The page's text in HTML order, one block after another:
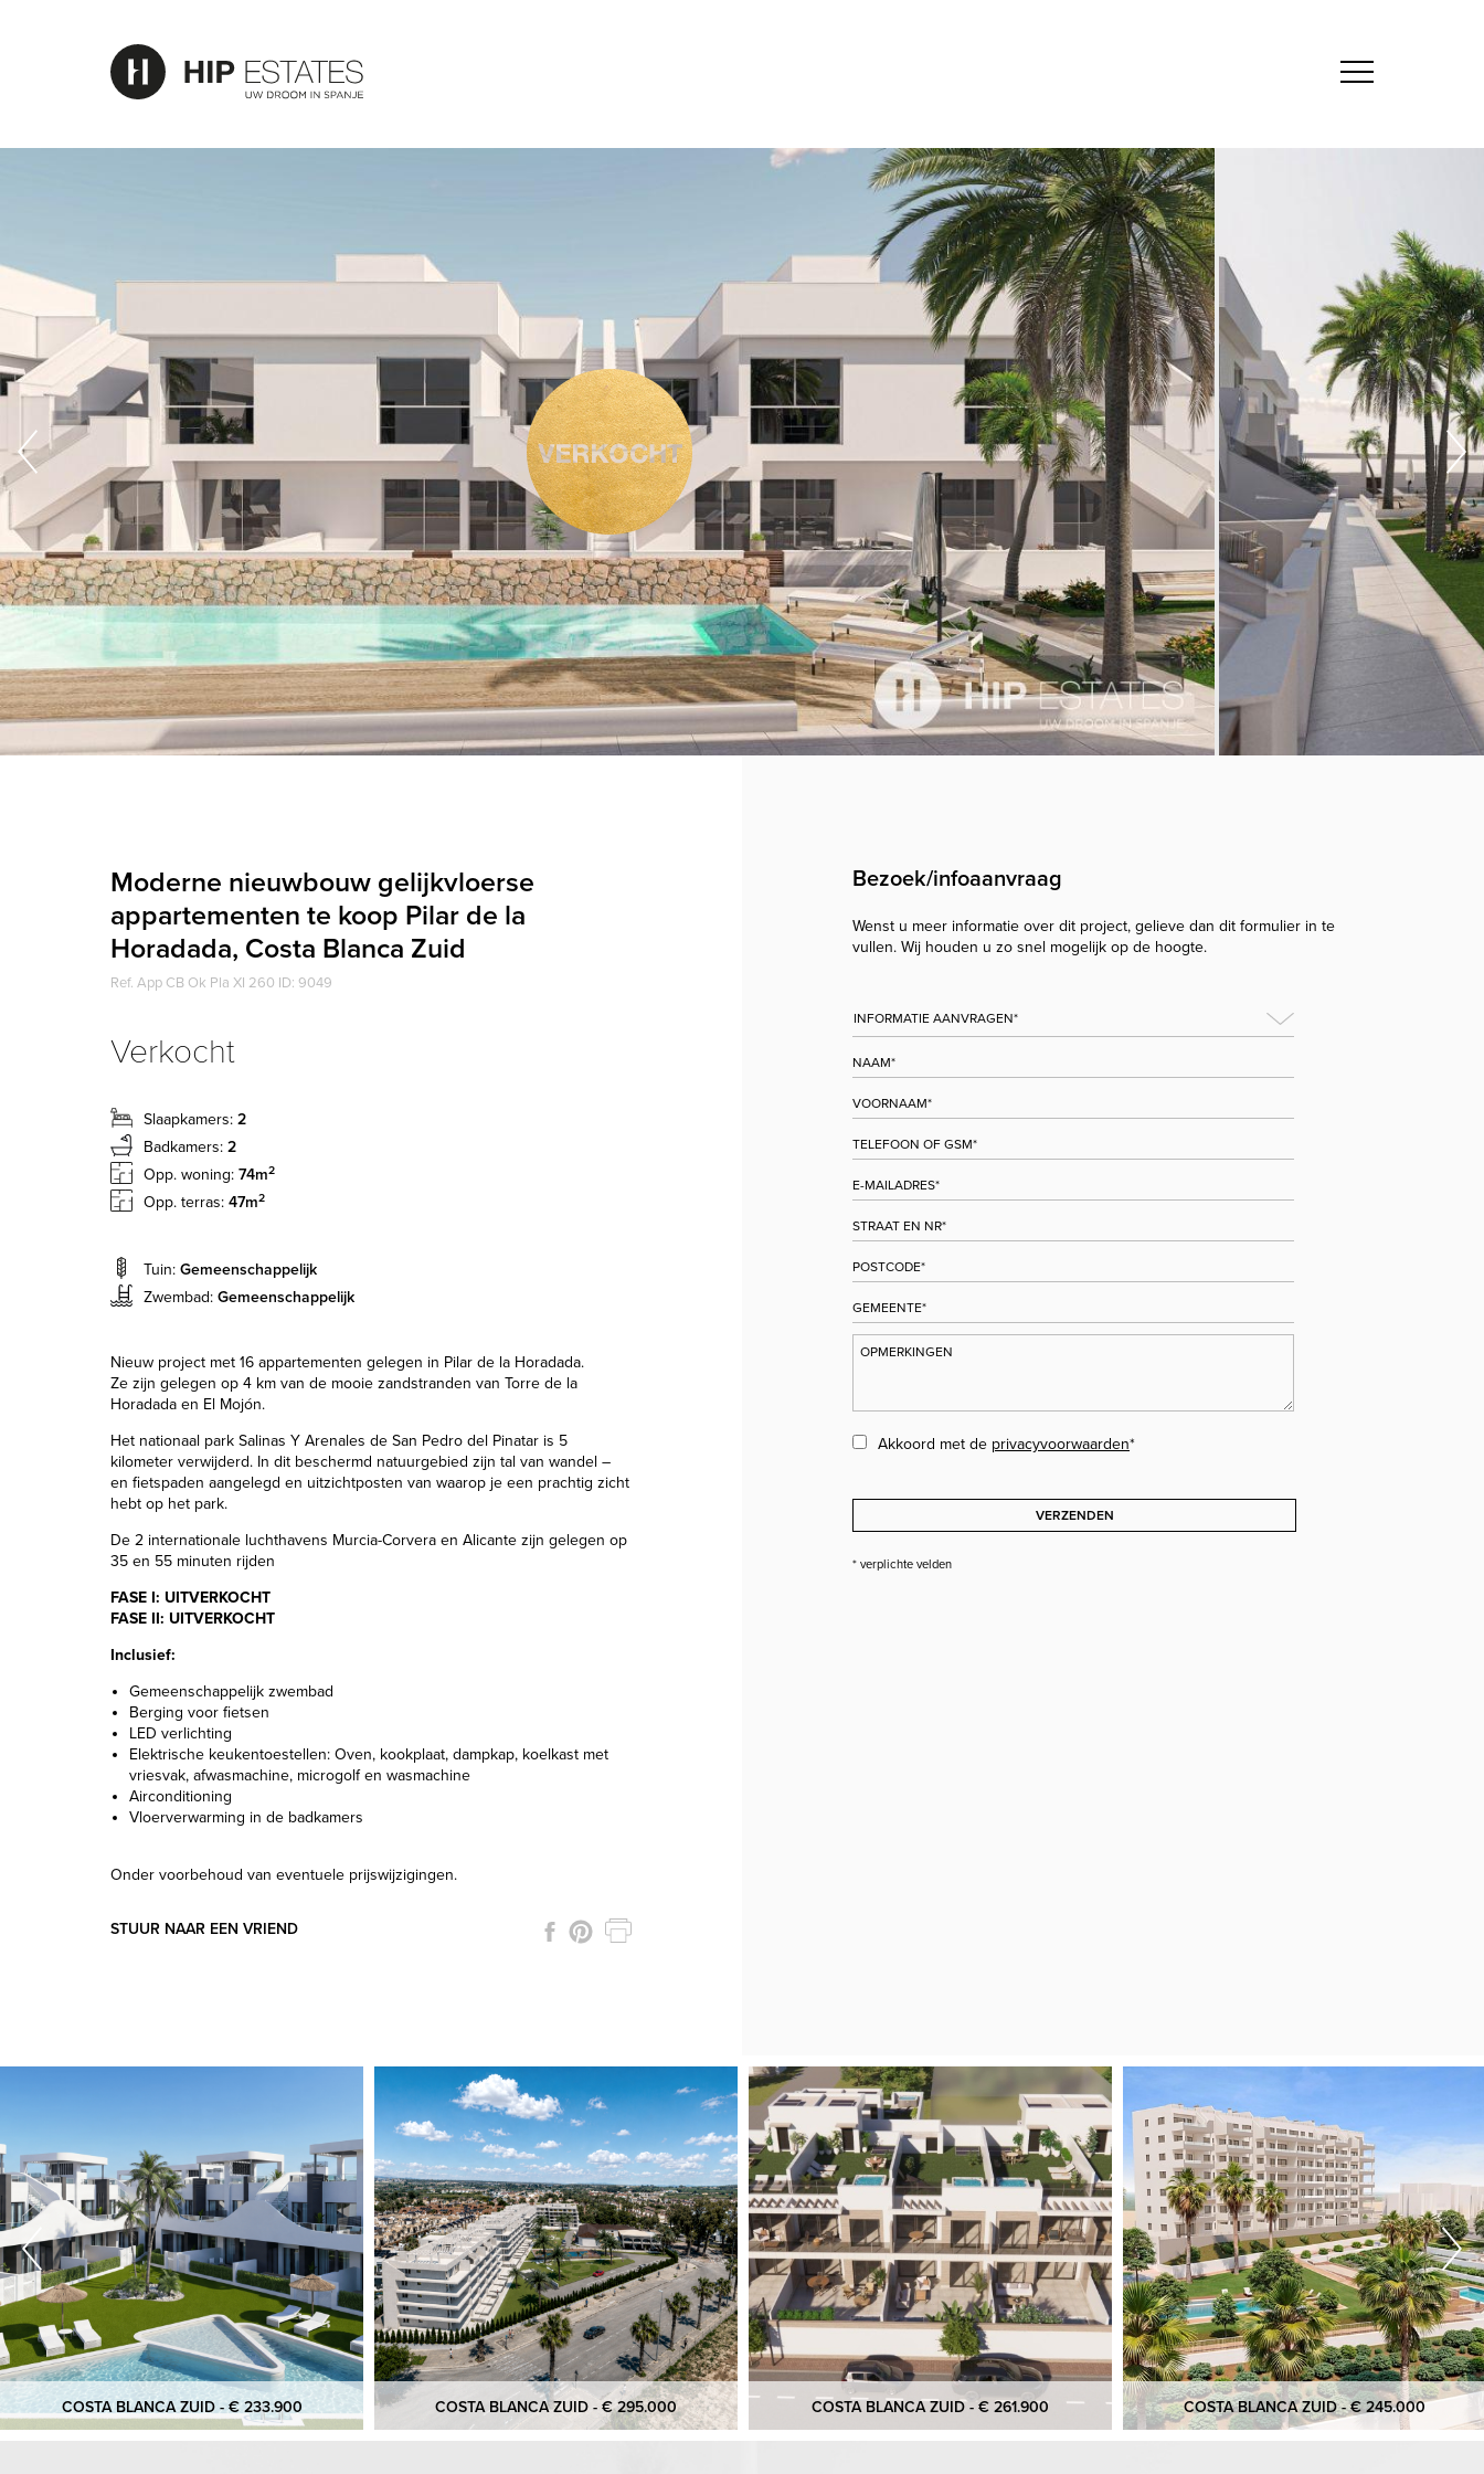
Moderne nieuwbouw gelijkvloerse
appartementen te koop Pilar de la
Horadada, Costa Blanca Zuid
Ref. App CB Ok Pla XI 260 ID: 9049
Verkocht
Slaapkamers: 2
Badkamers: 2
Opp. woning: 74m2
Opp. terras: 47m2
Tuin: Gemeenschappelijk
Zwembad: Gemeenschappelijk
Nieuw project met 16 appartementen gelegen in Pilar de la Horadada.
Ze zijn gelegen op 4 km van de mooie zandstranden van Torre de la
Horadada en El Mojón.
Het nationaal park Salinas Y Arenales de San Pedro del Pinatar is 5
kilometer verwijderd. In dit beschermd natuurgebied zijn tal van wandel –
en fietspaden aangelegd en uitzichtposten van waarop je een prachtig zicht
hebt op het park.
De 2 internationale luchthavens Murcia-Corvera en Alicante zijn gelegen op
35 en 55 minuten rijden
FASE I: UITVERKOCHT
FASE II: UITVERKOCHT
Inclusief:
Gemeenschappelijk zwembad
Berging voor fietsen
LED verlichting
Elektrische keukentoestellen: Oven, kookplaat, dampkap, koelkast met
vriesvak, afwasmachine, microgolf en wasmachine
Airconditioning
Vloerverwarming in de badkamers
Onder voorbehoud van eventuele prijswijzigingen.
STUUR NAAR EEN VRIEND
Bezoek/infoaanvraag
Wenst u meer informatie over dit project, gelieve dan dit formulier in te
vullen. Wij houden u zo snel mogelijk op de hoogte.
Akkoord met de privacyvoorwaarden*
VERZENDEN
* verplichte velden
COSTA BLANCA ZUID - € 233.900 COSTA BLANCA ZUID - € 295.000 COSTA BLANCA ZUID - € 261.900 COSTA BLANCA ZUID - € 245.000